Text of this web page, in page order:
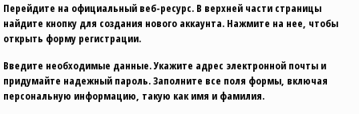
Перейдите на официальный веб-ресурс. В верхней части страницы
найдите кнопку для создания нового аккаунта. Нажмите на нее, чтобы
открыть форму регистрации.
Введите необходимые данные. Укажите адрес электронной почты и
придумайте надежный пароль. Заполните все поля формы, включая
персональную информацию, такую как имя и фамилия.